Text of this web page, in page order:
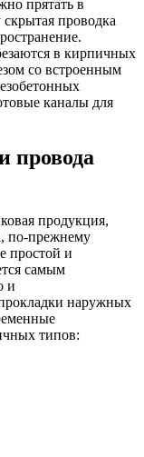
прятать в
проводка
в кирпичных
со встроенным
каналы для
провода
продукция,
по-прежнему
простой и
самым
и
наружных
типов: